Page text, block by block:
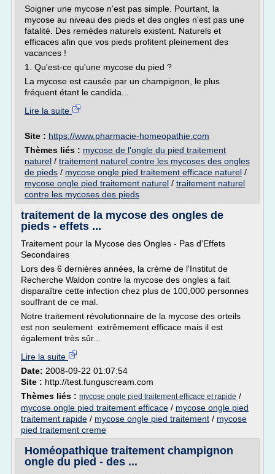
Soigner une mycose n'est pas simple. Pourtant, la
mycose au niveau des pieds et des ongles n'est pas une
fatalité. Des remèdes naturels existent. Naturels et
efficaces afin que vos pieds profitent pleinement des
vacances !
1. Qu'est-ce qu'une mycose du pied ?
La mycose est causée par un champignon, le plus
fréquent étant le candida...
Lire la suite
Site : https://www.pharmacie-homeopathie.com
Thèmes liés : mycose de l'ongle du pied traitement
naturel / traitement naturel contre les mycoses des ongles
de pieds / mycose ongle pied traitement efficace naturel /
mycose ongle pied traitement naturel / traitement naturel
contre les mycoses des pieds
traitement de la mycose des ongles de
pieds - effets ...
Traitement pour la Mycose des Ongles - Pas d'Effets
Secondaires
Lors des 6 dernières années, la crème de l'Institut de
Recherche Waldon contre la mycose des ongles a fait
disparaître cette infection chez plus de 100,000 personnes
souffrant de ce mal.
Notre traitement révolutionnaire de la mycose des orteils
est non seulement extrêmement efficace mais il est
également très sûr...
Lire la suite
Date: 2008-09-22 01:07:54
Site : http://test.funguscream.com
Thèmes liés : mycose ongle pied traitement efficace et rapide /
mycose ongle pied traitement efficace / mycose ongle pied
traitement rapide / mycose ongle pied traitement / mycose
pied traitement creme
Homéopathique traitement champignon
ongle du pied - des ...